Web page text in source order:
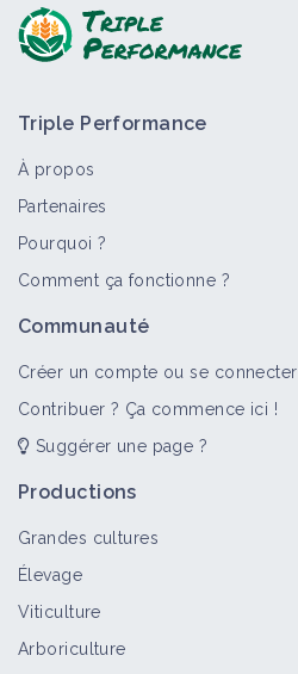
Triple Performance
À propos
Partenaires
Pourquoi ?
Comment ça fonctionne ?
Communauté
Créer un compte ou se connecter
Contribuer ? Ça commence ici !
Suggérer une page ?
Productions
Grandes cultures
Élevage
Viticulture
Arboriculture